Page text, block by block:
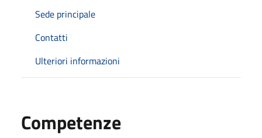
Sede principale
Contatti
Ulteriori informazioni
Competenze